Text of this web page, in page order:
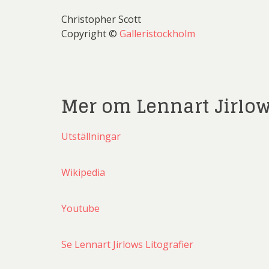
Christopher Scott
Copyright © Galleristockholm
Mer om Lennart
Utställningar
Wikipedia
Youtube
Se Lennart Jirlows Litografier